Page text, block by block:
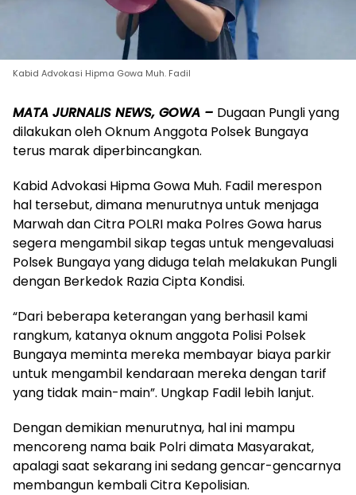
Kabid Advokasi Hipma Gowa Muh. Fadil
MATA JURNALIS NEWS, GOWA – Dugaan Pungli yang
dilakukan oleh Oknum Anggota Polsek Bungaya
terus marak diperbincangkan.
Kabid Advokasi Hipma Gowa Muh. Fadil merespon
hal tersebut, dimana menurutnya untuk menjaga
Marwah dan Citra POLRI maka Polres Gowa harus
segera mengambil sikap tegas untuk mengevaluasi
Polsek Bungaya yang diduga telah melakukan Pungli
dengan Berkedok Razia Cipta Kondisi.
“Dari beberapa keterangan yang berhasil kami
rangkum, katanya oknum anggota Polisi Polsek
Bungaya meminta mereka membayar biaya parkir
untuk mengambil kendaraan mereka dengan tarif
yang tidak main-main”. Ungkap Fadil lebih lanjut.
Dengan demikian menurutnya, hal ini mampu
mencoreng nama baik Polri dimata Masyarakat,
apalagi saat sekarang ini sedang gencar-gencarnya
membangun kembali Citra Kepolisian.